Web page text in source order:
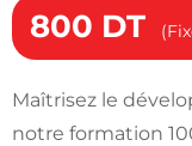
800 DT
Maîtrisez le
notre formation